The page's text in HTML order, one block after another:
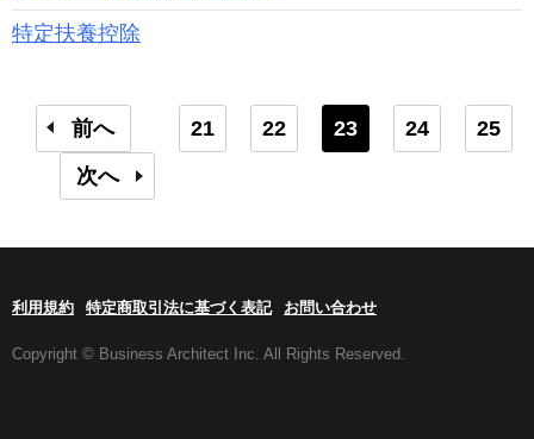
特定扶養控除
前へ 21 22 23 24
25
次へ
利用規約 特定商取引法に基づく表記 お問い合わせ
Copyright © Business Architect Inc. All Rights Reserved.